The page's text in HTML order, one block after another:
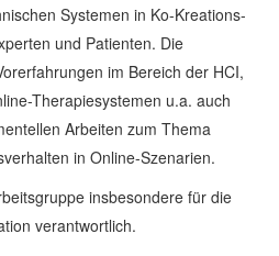
Systemen in Ko-Kreations-
und Patienten. Die
im Bereich der HCI,
Therapiesystemen u.a. auch
Arbeiten zum Thema
in Online-Szenarien.
insbesondere für die
verantwortlich.